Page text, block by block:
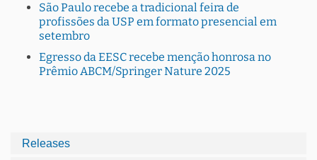
São Paulo recebe a tradicional feira de
profissões da USP em formato presencial em
setembro
Egresso da EESC recebe menção honrosa no
Prêmio ABCM/Springer Nature 2025
Releases